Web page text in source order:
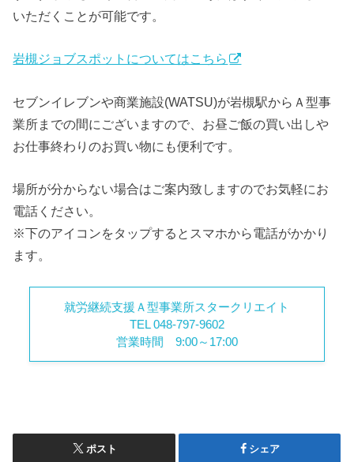
いただくことが可能です。
岩槻ジョブスポットについてはこちら
セブンイレブンや商業施設(WATSU)が岩槻駅からＡ型事
業所までの間にございますので、お昼ご飯の買い出しや
お仕事終わりのお買い物にも便利です。
場所が分からない場合はご案内致しますのでお気軽にお
電話ください。
※下のアイコンをタップするとスマホから電話がかかり
ます。
就労継続支援Ａ型事業所スタークリエイト
TEL 048-797-9602
営業時間 9:00～17:00
ポスト シェア